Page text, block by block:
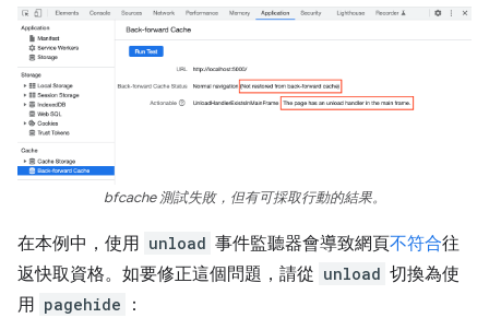
bfcache 測試失敗，但有可採取行動的結果。
在本例中，使用 unload 事件監聽器會導致網頁不符合往
返快取資格。如要修正這個問題，請從 unload 切換為使
用 pagehide ：